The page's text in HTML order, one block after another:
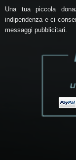
Una tua piccola
indipendenza e ci
messaggi pubblicitari.